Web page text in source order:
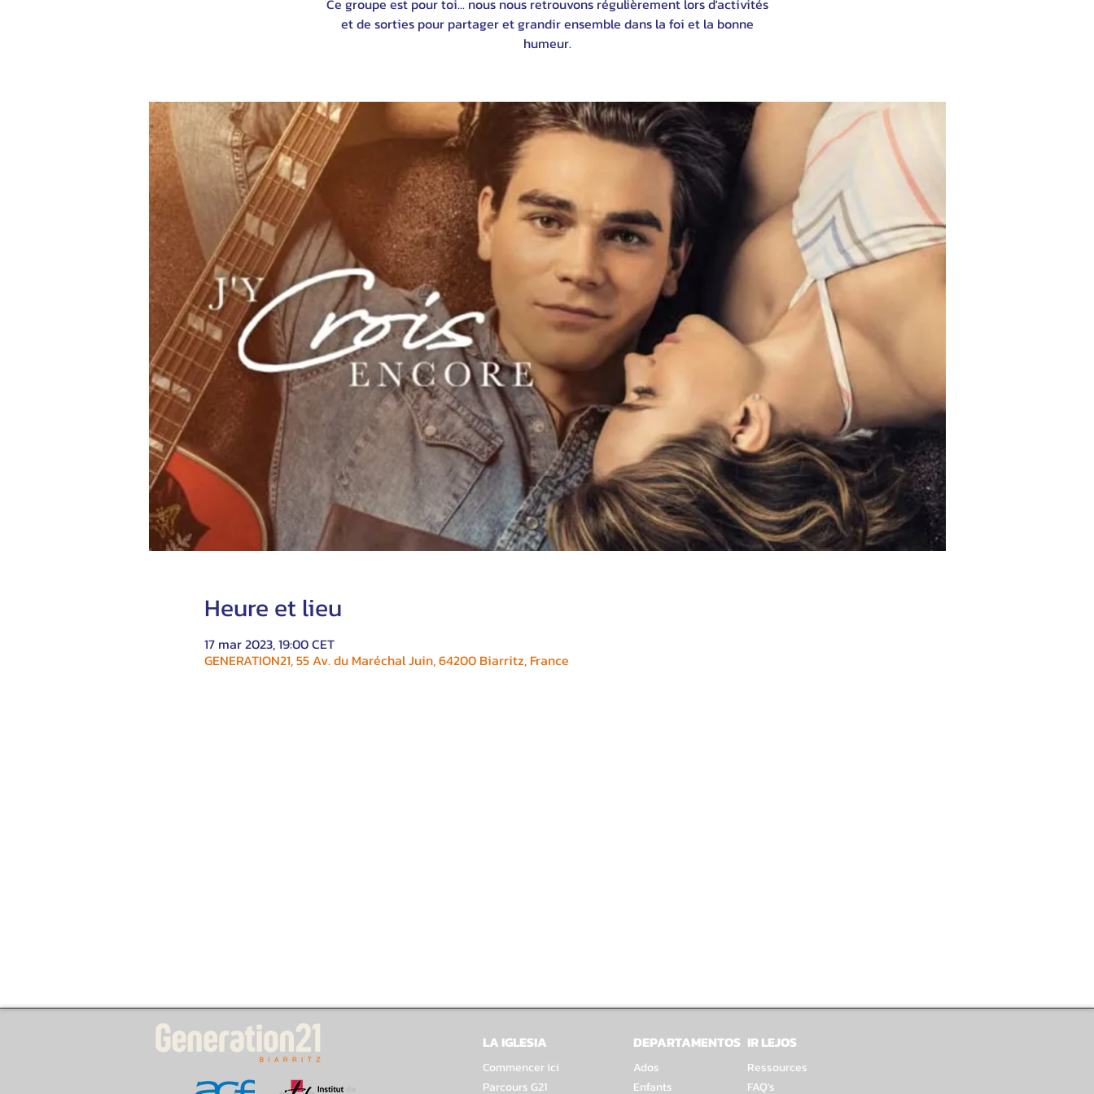
Ce groupe est pour toi... nous nous retrouvons régulièrement lors d'activités
et de sorties pour partager et grandir ensemble dans la foi et la bonne
humeur.
Heure et lieu
17 mar 2023, 19:00 CET
GENERATION21, 55 Av. du Maréchal Juin, 64200 Biarritz, France
LA IGLESIA
Commencer ici
Parcours G21
DEPARTAMENTOS IR LEJOS
Ados
Enfants
Ressources
FAQ's